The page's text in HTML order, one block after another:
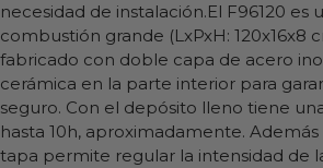
necesidad de instalación.El F96120 es
combustión grande (LxPxH: 120x16x8
fabricado con doble capa de acero
cerámica en la parte interior para
seguro. Con el depósito lleno tiene
hasta 10h, aproximadamente.
tapa permite regular la intensidad de